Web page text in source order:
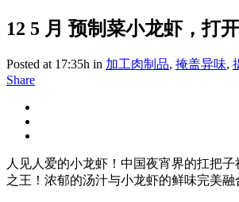
12 5 月 预制菜小龙虾，打
Posted at 17:35h in 加工肉制品, 掩盖异味,
Share
人见人爱的小龙虾！中国夜宵界的扛把
之王！浓郁的汤汁与小龙虾的鲜味完美